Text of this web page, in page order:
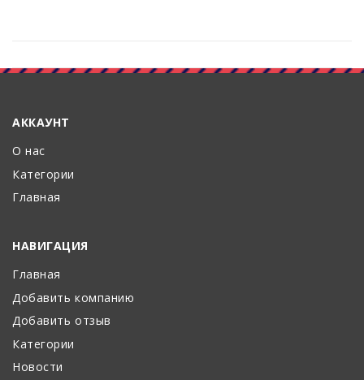
АККАУНТ
О нас
Категории
Главная
НАВИГАЦИЯ
Главная
Добавить компанию
Добавить отзыв
Категории
Новости